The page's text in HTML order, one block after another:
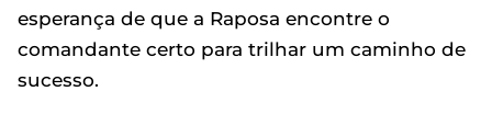
esperança de que a Raposa encontre o
comandante certo para trilhar um caminho de
sucesso.